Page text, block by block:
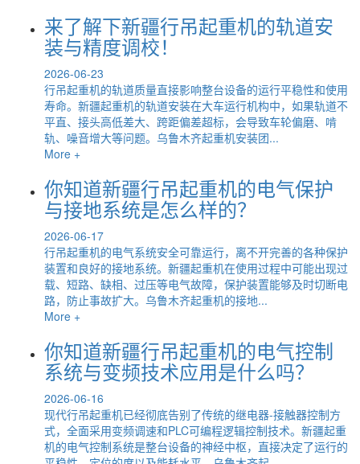
来了解下新疆行吊起重机的轨道安
装与精度调校！
2026-06-23
行吊起重机的轨道质量直接影响整台设备的运行平稳性和使用
寿命。新疆起重机的轨道安装在大车运行机构中，如果轨道不
平直、接头高低差大、跨距偏差超标，会导致车轮偏磨、啃
轨、噪音增大等问题。乌鲁木齐起重机安装团...
More +
你知道新疆行吊起重机的电气保护
与接地系统是怎么样的？
2026-06-17
行吊起重机的电气系统安全可靠运行，离不开完善的各种保护
装置和良好的接地系统。新疆起重机在使用过程中可能出现过
载、短路、缺相、过压等电气故障，保护装置能够及时切断电
路，防止事故扩大。乌鲁木齐起重机的接地...
More +
你知道新疆行吊起重机的电气控制
系统与变频技术应用是什么吗？
2026-06-16
现代行吊起重机已经彻底告别了传统的继电器-接触器控制方
式，全面采用变频调速和PLC可编程逻辑控制技术。新疆起重
机的电气控制系统是整台设备的神经中枢，直接决定了运行的